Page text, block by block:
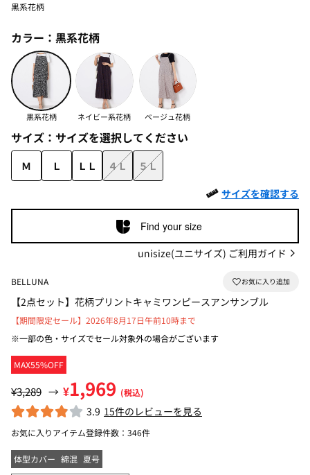
黒系花柄
カラー： 黒系花柄
黒系花柄 ネイビー系花柄 ベージュ花柄
サイズ： サイズを選択してください
Ｍ Ｌ ＬＬ ４Ｌ
５Ｌ
サイズを確認する
Find your size
unisize(ユニサイズ) ご利用ガイド
BELLUNA
【2点セット】花柄プリントキャミワンピースアンサンブル
MAX55%OFF
【期間限定セール】2026年8月17日午前10時まで
※一部の色・サイズでセール対象外の場合がございます
¥3,289 → ¥1,969 (税込)
3.9 15件のレビューを見る
お気に入りアイテム登録件数： 346件
体型カバー 綿混 夏号